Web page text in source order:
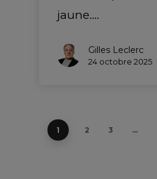
jaune.…
Gilles Leclerc
24 octobre 2025
1 2 3 …